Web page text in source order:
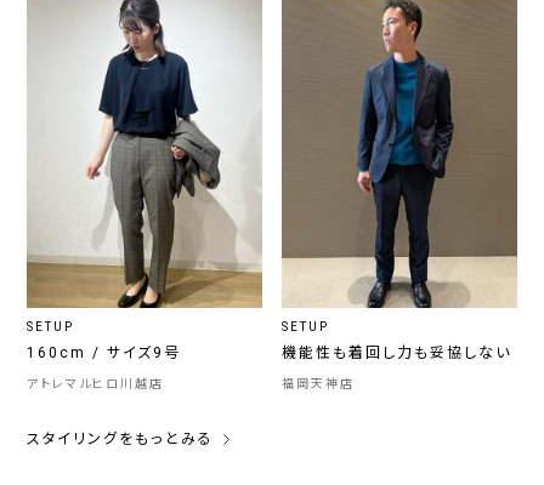
SETUP
160cm / サイズ9号
アトレマルヒロ川越店
SETUP
機能性も着回し力も妥協しない
福岡天神店
スタイリングをもっとみる